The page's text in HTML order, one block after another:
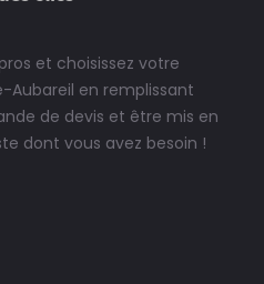
et choisissez votre
Aubareil en remplissant
de devis et être mis en
dont vous avez besoin !